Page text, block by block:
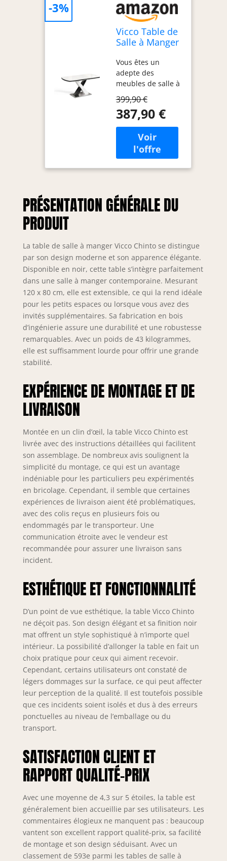
Vicco Table de
Salle à Manger
Noir/Blanc,
120-160 x 80
cm
Vous êtes un
adepte des
meubles de salle à
Notre nouvelle
table Chinto est le
choix parfait pour
votre intérieur ! La
table de salle à
manger extensible
dispose d'un pied
constitue un
meuble pratique
DIMENSIONS : la
table de cuisine a
une profondeur de
80 cm, une largeur
de 120 - 160 cm et
une hauteur de 76
cm. Toutes les
dimensions
détaillées sont
indiquées sur les
photos. MATÉRIAU
entretenir, tandis
de salle à manger,
instructions de
montage, matériel
de montage.
399,90 €
387,90 €
-3%
PRÉSENTATION GÉNÉRALE DU
PRODUIT
La table de salle à manger Vicco Chinto se distingue
par son design moderne et son apparence élégante.
Disponible en noir, cette table s’intègre parfaitement
dans une salle à manger contemporaine. Mesurant
120 x 80 cm, elle est extensible, ce qui la rend idéale
pour les petits espaces ou lorsque vous avez des
invités supplémentaires. Sa fabrication en bois
d’ingénierie assure une durabilité et une robustesse
remarquables. Avec un poids de 43 kilogrammes,
elle est suffisamment lourde pour offrir une grande
stabilité.
EXPÉRIENCE DE MONTAGE ET DE
LIVRAISON
Montée en un clin d’œil, la table Vicco Chinto est
livrée avec des instructions détaillées qui facilitent
son assemblage. De nombreux avis soulignent la
simplicité du montage, ce qui est un avantage
indéniable pour les particuliers peu expérimentés
en bricolage. Cependant, il semble que certaines
expériences de livraison aient été problématiques,
avec des colis reçus en plusieurs fois ou
endommagés par le transporteur. Une
communication étroite avec le vendeur est
recommandée pour assurer une livraison sans
incident.
ESTHÉTIQUE ET FONCTIONNALITÉ
D’un point de vue esthétique, la table Vicco Chinto
ne déçoit pas. Son design élégant et sa finition noir
mat offrent un style sophistiqué à n’importe quel
intérieur. La possibilité d’allonger la table en fait un
choix pratique pour ceux qui aiment recevoir.
Cependant, certains utilisateurs ont constaté de
légers dommages sur la surface, ce qui peut affecter
leur perception de la qualité. Il est toutefois possible
que ces incidents soient isolés et dus à des erreurs
ponctuelles au niveau de l’emballage ou du
transport.
SATISFACTION CLIENT ET
RAPPORT QUALITÉ-PRIX
Avec une moyenne de 4,3 sur 5 étoiles, la table est
généralement bien accueillie par ses utilisateurs. Les
commentaires élogieux ne manquent pas : beaucoup
vantent son excellent rapport qualité-prix, sa facilité
de montage et son design séduisant. Avec un
classement de 593e parmi les tables de salle à